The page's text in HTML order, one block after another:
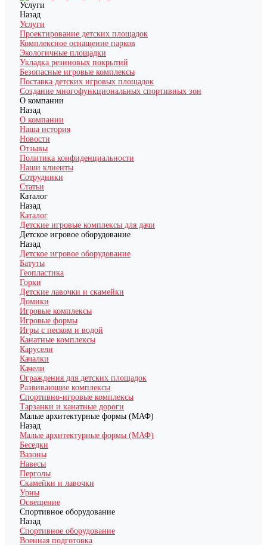
Услуги
Назад
Услуги
Проектирование детских площадок
Комплексное оснащение парков
Экологичные площадки
Укладка резиновых покрытий
Безопасные игровые комплексы
Поставка детских игровых площадок
Создание многофункциональных спортивных зон
О компании
Назад
О компании
Наша история
Новости
Отзывы
Политика конфиденциальности
Наши клиенты
Сотрудники
Статьи
Каталог
Назад
Каталог
Детские игровые комплексы для дачи
Детское игровое оборудование
Назад
Детское игровое оборудование
Батуты
Геопластика
Горки
Детские лавочки и скамейки
Домики
Игровые комплексы
Игровые формы
Игры с песком и водой
Канатные комплексы
Карусели
Качалки
Качели
Ограждения для детских площадок
Развивающие комплексы
Спортивно-игровые комплексы
Тарзанки и канатные дороги
Малые архитектурные формы (МАФ)
Назад
Малые архитектурные формы (МАФ)
Беседки
Вазоны
Навесы
Перголы
Скамейки и лавочки
Урны
Освещение
Спортивное оборудование
Назад
Спортивное оборудование
Военная подготовка